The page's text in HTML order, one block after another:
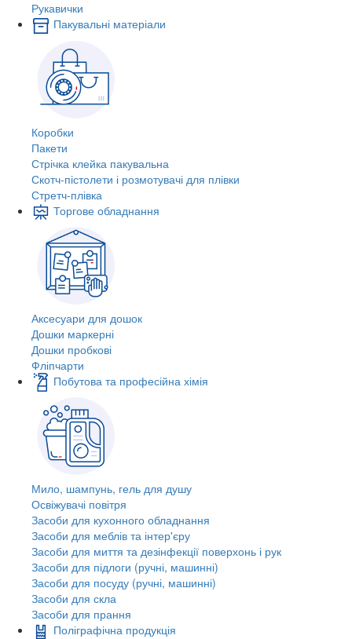
Рукавички
Пакувальні матеріали
Коробки
Пакети
Стрічка клейка пакувальна
Скотч-пістолети і розмотувачі для плівки
Стретч-плівка
Торгове обладнання
Аксесуари для дошок
Дошки маркерні
Дошки пробкові
Фліпчарти
Побутова та професійна хімія
Мило, шампунь, гель для душу
Освіжувачі повітря
Засоби для кухонного обладнання
Засоби для меблів та інтер'єру
Засоби для миття та дезінфекції поверхонь і рук
Засоби для підлоги (ручні, машинні)
Засоби для посуду (ручні, машинні)
Засоби для скла
Засоби для прання
Поліграфічна продукція